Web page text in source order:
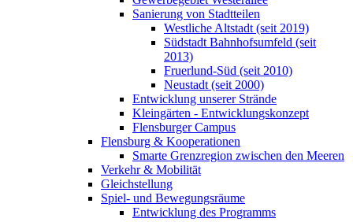
Sanierung von Stadtteilen
Westliche Altstadt (seit 2019)
Südstadt Bahnhofsumfeld (seit
2013)
Fruerlund-Süd (seit 2010)
Neustadt (seit 2000)
Entwicklung unserer Strände
Kleingärten - Entwicklungskonzept
Flensburger Campus
Flensburg & Kooperationen
Smarte Grenzregion zwischen den Meeren
Verkehr & Mobilität
Gleichstellung
Spiel- und Bewegungsräume
Entwicklung des Programms